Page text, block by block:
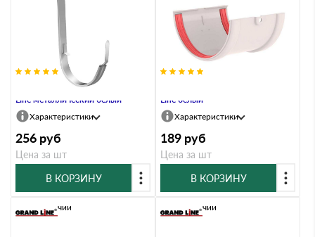
Кронштейн желоба ПВХ Grand
Line металлический белый
Характеристики
256 руб
Цена за шт
В КОРЗИНУ
Line белый
Характеристики
189 руб
Цена за шт
В КОРЗИНУ
В наличии В наличии